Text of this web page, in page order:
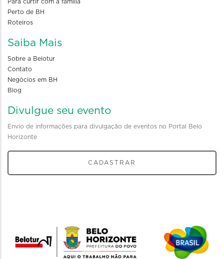
Para curtir com a familia
Perto de BH
Roteiros
Saiba Mais
Sobre a Belotur
Contato
Negócios em BH
Blog
Divulgue seu evento
Envio de informações para divulgação de eventos no Portal Belo
Horizonte
CADASTRAR